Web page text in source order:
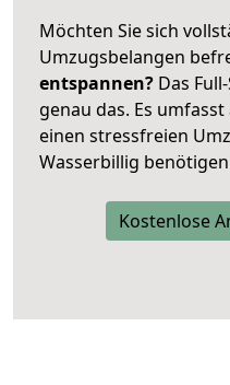
Möchten Sie sich
Umzugsbelangen
entspannen? Das
genau das. Es
einen stressfreien
Wasserbillig
Kostenlose